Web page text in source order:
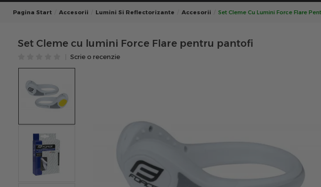
Pagina Start Accesorii Lumini Si Reflectorizante Accesorii Set Cleme Cu Lumini Force Flare
Set Cleme cu lumini Force Flare pentru pantofi
Scrie o recenzie